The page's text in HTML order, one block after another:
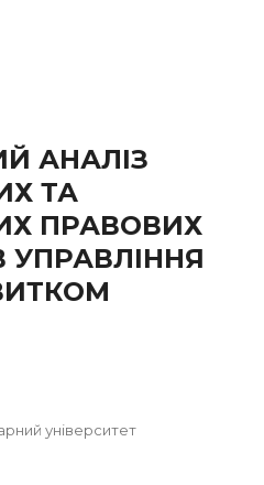
АНАЛІЗ
ТА
ПРАВОВИХ
УПРАВЛІННЯ
університет